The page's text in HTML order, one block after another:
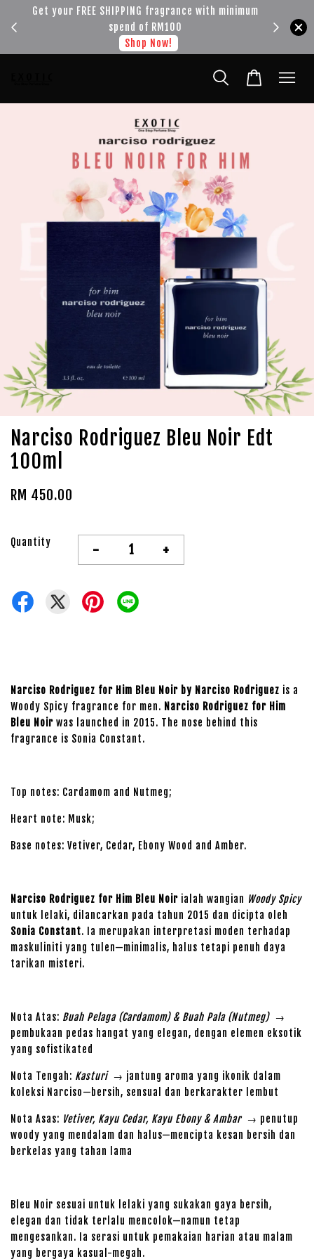
Get your FREE SHIPPING fragrance with minimum
spend of RM100
Shop Now!
Narciso Rodriguez Bleu Noir Edt
100ml
RM 450.00
Quantity - +
Narciso Rodriguez for Him Bleu Noir by Narciso Rodriguez is a
Woody Spicy fragrance for men. Narciso Rodriguez for Him
Bleu Noir was launched in 2015. The nose behind this
fragrance is Sonia Constant.
Top notes: Cardamom and Nutmeg;
Heart note: Musk;
Base notes: Vetiver, Cedar, Ebony Wood and Amber.
Narciso Rodriguez for Him Bleu Noir ialah wangian Woody Spicy
untuk lelaki, dilancarkan pada tahun 2015 dan dicipta oleh
Sonia Constant. Ia merupakan interpretasi moden terhadap
maskuliniti yang tulen—minimalis, halus tetapi penuh daya
tarikan misteri.
Nota Atas: Buah Pelaga (Cardamom) & Buah Pala (Nutmeg)→
pembukaan pedas hangat yang elegan, dengan elemen eksotik
yang sofistikated
Nota Tengah: Kasturi→ jantung aroma yang ikonik dalam
koleksi Narciso—bersih, sensual dan berkarakter lembut
Nota Asas: Vetiver, Kayu Cedar, Kayu Ebony & Ambar→ penutup
woody yang mendalam dan halus—mencipta kesan bersih dan
berkelas yang tahan lama
Bleu Noir sesuai untuk lelaki yang sukakan gaya bersih,
elegan dan tidak terlalu mencolok—namun tetap
mengesankan. Ia serasi untuk pemakaian harian atau malam
yang bergaya kasual-megah.